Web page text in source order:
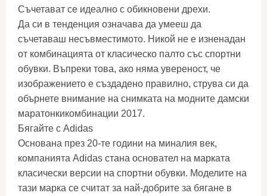
Съчетават се идеално с обикновени дрехи.
Да си в тенденция означава да умееш да
съчетаваш несъвместимото. Никой не е изненадан
от комбинацията от класическо палто със спортни
обувки. Въпреки това, ако няма увереност, че
изображението е създадено правилно, струва си да
обърнете внимание на снимката на модните дамски
маратонкикомбинации 2017.
Бягайте с Adidas
Основана през 20-те години на миналия век,
компанията Adidas стана основател на марката
класически версии на спортни обувки. Моделите на
тази марка се считат за най-добрите за бягане в